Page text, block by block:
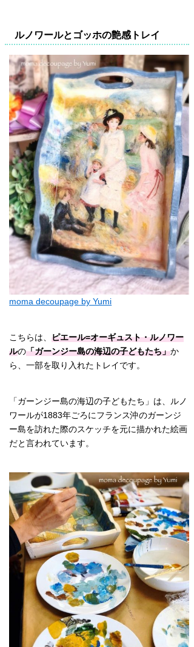
ルノワールとゴッホの艶感トレイ
moma decoupage by Yumi
こちらは、ピエール=オーギュスト・ルノワー
ルの「ガーンジー島の海辺の子どもたち」か
ら、一部を取り入れたトレイです。
「ガーンジー島の海辺の子どもたち」は、ルノ
ワールが1883年ごろにフランス沖のガーンジ
ー島を訪れた際のスケッチを元に描かれた絵画
だと言われています。